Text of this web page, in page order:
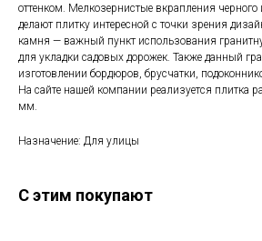
оттенком. Мелкозернистые вкрапления черного
делают плитку интересной с точки зрения
камня — важный пункт использования
для укладки садовых дорожек. Также данный
изготовлении бордюров, брусчатки,
На сайте нашей компании реализуется плитка
мм.
Назначение: Для улицы
С этим покупают